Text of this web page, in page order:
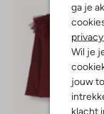
ga je
Wil je
jouw
klacht